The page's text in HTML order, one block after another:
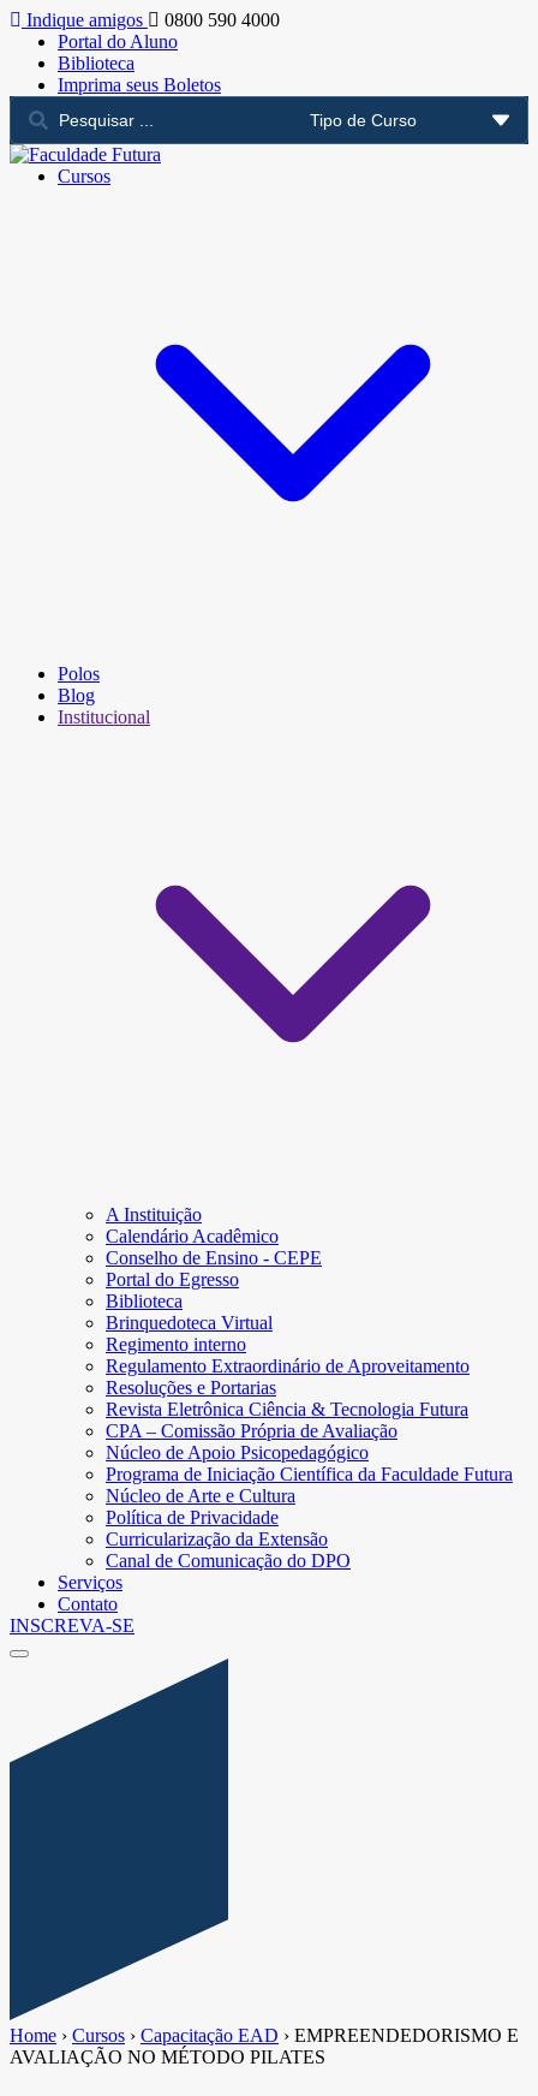
Indique amigos
0800 590 4000
Portal do Aluno
Biblioteca
Imprima seus Boletos
Cursos
Polos
Blog
Institucional
A Instituição
Calendário Acadêmico
Conselho de Ensino - CEPE
Portal do Egresso
Biblioteca
Brinquedoteca Virtual
Regimento interno
Regulamento Extraordinário de Aproveitamento
Resoluções e Portarias
Revista Eletrônica Ciência & Tecnologia Futura
CPA – Comissão Própria de Avaliação
Núcleo de Apoio Psicopedagógico
Programa de Iniciação Científica da Faculdade Futura
Núcleo de Arte e Cultura
Política de Privacidade
Curricularização da Extensão
Canal de Comunicação do DPO
Serviços
Contato
INSCREVA-SE
Home › Cursos › Capacitação EAD › EMPREENDEDORISMO E
AVALIAÇÃO NO MÉTODO PILATES